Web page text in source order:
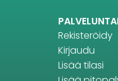
Rekisteröidy
Kirjaudu
Lisää tilasi